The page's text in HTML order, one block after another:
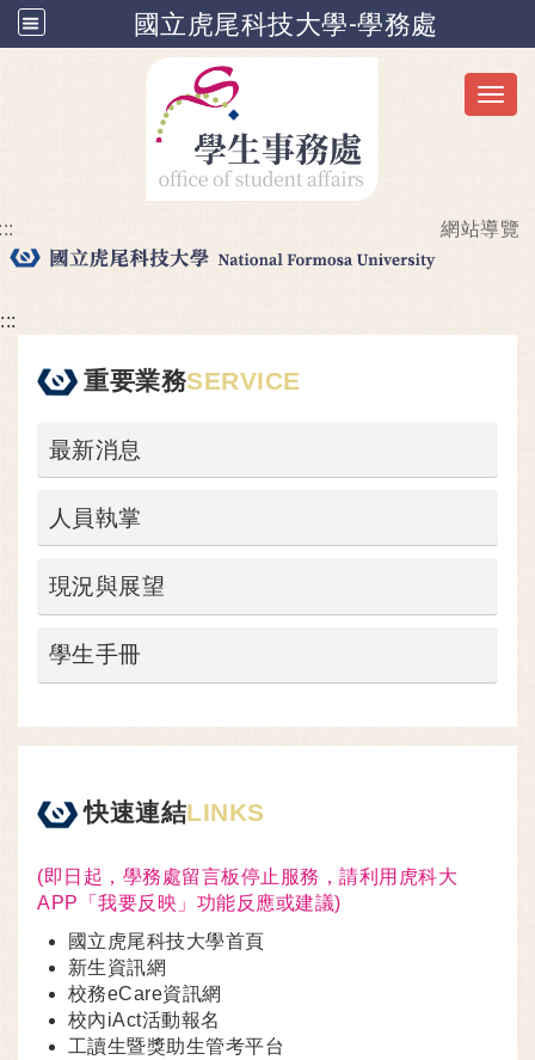
國立虎尾科技大學-學務處
網站導覽
:::
重要業務SERVICE
最新消息
人員執掌
現況與展望
學生手冊
快速連結LINKS
(即日起，學務處留言板停止服務，請利用虎科大
APP「我要反映」功能反應或建議)
國立虎尾科技大學首頁
新生資訊網
校務eCare資訊網
校內iAct活動報名
工讀生暨獎助生管考平台